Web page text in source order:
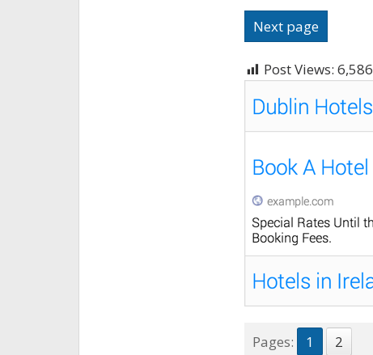
Next page
Post Views: 6,586
Pages: 1 2